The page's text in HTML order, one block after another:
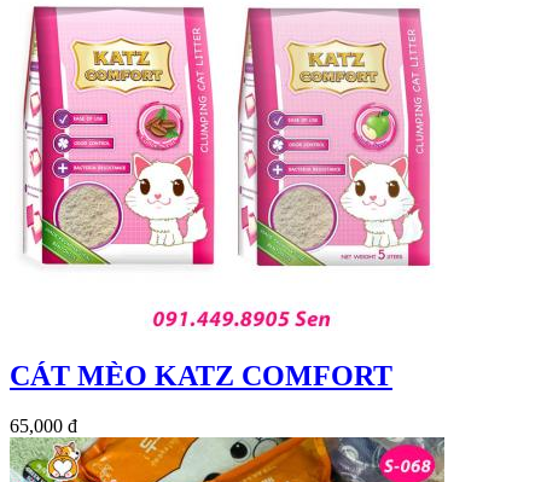
CÁT MÈO KATZ COMFORT
65,000 đ